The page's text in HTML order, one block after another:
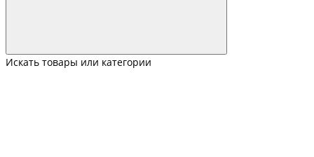
Искать товары или категории